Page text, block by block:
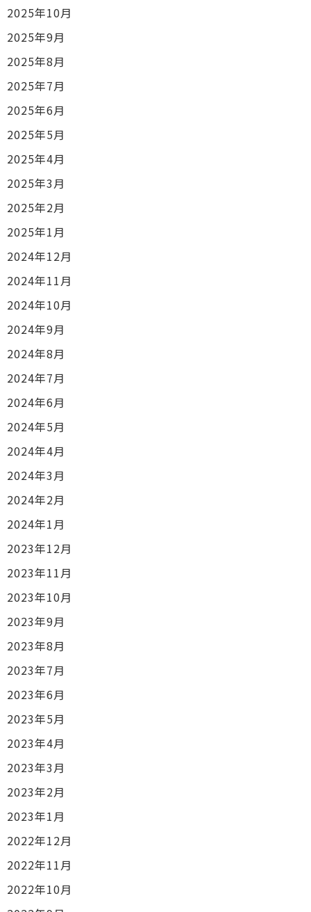
2025年10月
2025年9月
2025年8月
2025年7月
2025年6月
2025年5月
2025年4月
2025年3月
2025年2月
2025年1月
2024年12月
2024年11月
2024年10月
2024年9月
2024年8月
2024年7月
2024年6月
2024年5月
2024年4月
2024年3月
2024年2月
2024年1月
2023年12月
2023年11月
2023年10月
2023年9月
2023年8月
2023年7月
2023年6月
2023年5月
2023年4月
2023年3月
2023年2月
2023年1月
2022年12月
2022年11月
2022年10月